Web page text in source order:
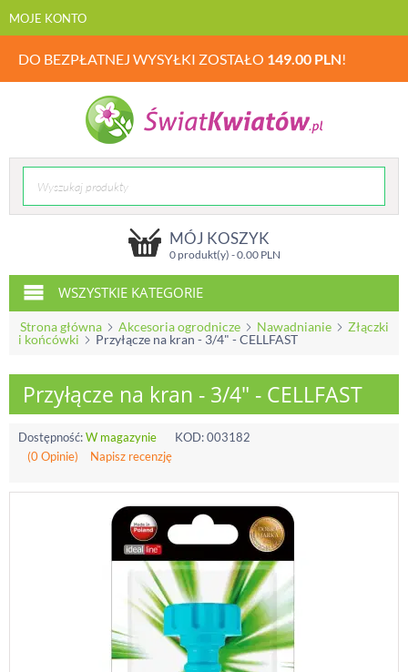
MOJE KONTO
DO BEZPŁATNEJ WYSYŁKI ZOSTAŁO 149.00 PLN!
MÓJ KOSZYK
0 produkt(y) -0.00PLN
WSZYSTKIE KATEGORIE
Strona główna Akcesoria ogrodnicze Nawadnianie
Złączki
i końcówki
Przyłącze na kran - 3/4" - CELLFAST
Przyłącze na kran - 3/4" - CELLFAST
Dostępność:W magazynie KOD:003182
(0 Opinie)
Napisz recenzję